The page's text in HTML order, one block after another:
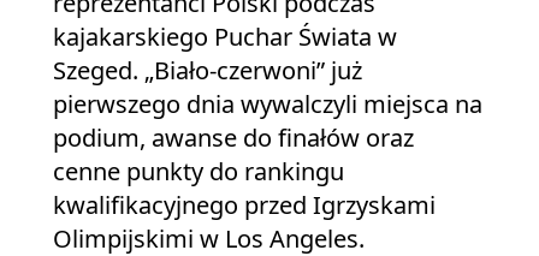
kajakarskiego Puchar Świata w
Szeged. „Biało-czerwoni” już
pierwszego dnia wywalczyli miejsca na
podium, awanse do finałów oraz
cenne punkty do rankingu
kwalifikacyjnego przed Igrzyskami
Olimpijskimi w Los Angeles.